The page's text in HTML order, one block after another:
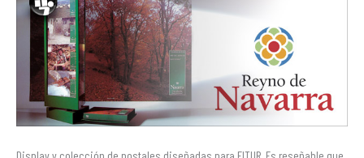
postales
FITUR